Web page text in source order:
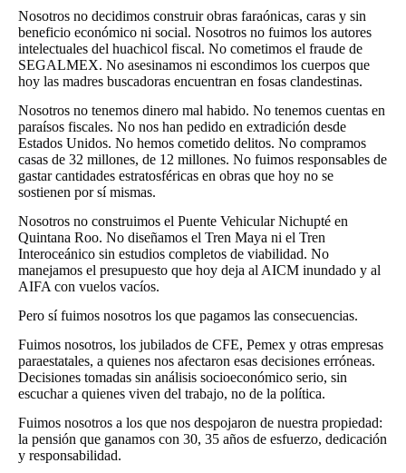
Nosotros no decidimos construir obras faraónicas, caras y sin
beneficio económico ni social. Nosotros no fuimos los autores
intelectuales del huachicol fiscal. No cometimos el fraude de
SEGALMEX. No asesinamos ni escondimos los cuerpos que
hoy las madres buscadoras encuentran en fosas clandestinas.
Nosotros no tenemos dinero mal habido. No tenemos cuentas en
paraísos fiscales. No nos han pedido en extradición desde
Estados Unidos. No hemos cometido delitos. No compramos
casas de 32 millones, de 12 millones. No fuimos responsables de
gastar cantidades estratosféricas en obras que hoy no se
sostienen por sí mismas.
Nosotros no construimos el Puente Vehicular Nichupté en
Quintana Roo. No diseñamos el Tren Maya ni el Tren
Interoceánico sin estudios completos de viabilidad. No
manejamos el presupuesto que hoy deja al AICM inundado y al
AIFA con vuelos vacíos.
Pero sí fuimos nosotros los que pagamos las consecuencias.
Fuimos nosotros, los jubilados de CFE, Pemex y otras empresas
paraestatales, a quienes nos afectaron esas decisiones erróneas.
Decisiones tomadas sin análisis socioeconómico serio, sin
escuchar a quienes viven del trabajo, no de la política.
Fuimos nosotros a los que nos despojaron de nuestra propiedad:
la pensión que ganamos con 30, 35 años de esfuerzo, dedicación
y responsabilidad.